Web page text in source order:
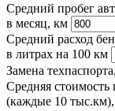
Средний пробег
в месяц, км
Средний расход
в литрах на 100 км
Замена
Средняя
(каждые 10 тыс.км),